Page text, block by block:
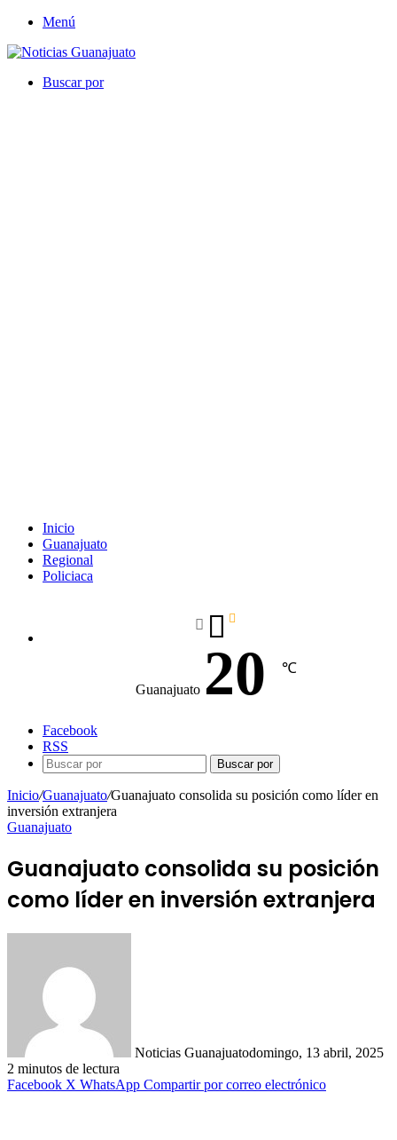
Menú
Buscar por
Inicio
Guanajuato
Regional
Policiaca
Guanajuato 20 ℃
Facebook
RSS
Buscar por
Inicio/Guanajuato/Guanajuato consolida su posición como líder en
inversión extranjera
Guanajuato
Guanajuato consolida su posición
como líder en inversión extranjera
Noticias Guanajuatodomingo, 13 abril, 2025
2 minutos de lectura
Facebook X WhatsApp Compartir por correo electrónico